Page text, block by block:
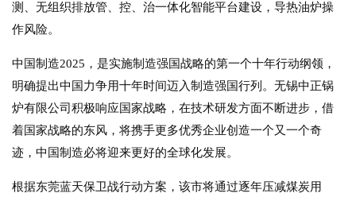
测、无组织排放管、控、治一体化智能平台建设，导热油炉操
作风险。
中国制造2025，是实施制造强国战略的第一个十年行动纲领，
明确提出中国力争用十年时间迈入制造强国行列。无锡中正锅
炉有限公司积极响应国家战略，在技术研发方面不断进步，借
着国家战略的东风，将携手更多优秀企业创造一个又一个奇
迹，中国制造必将迎来更好的全球化发展。
根据东莞蓝天保卫战行动方案，该市将通过逐年压减煤炭用